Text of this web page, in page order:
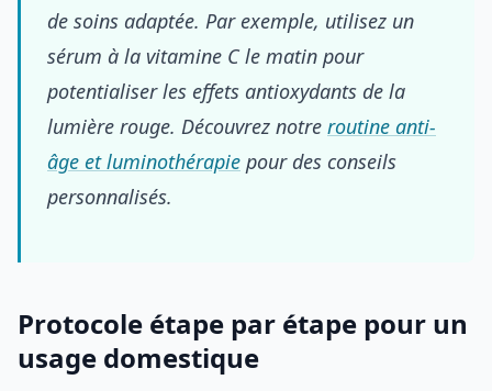
de soins adaptée. Par exemple, utilisez un
sérum à la vitamine C le matin pour
potentialiser les effets antioxydants de la
lumière rouge. Découvrez notre routine anti-
âge et luminothérapie pour des conseils
personnalisés.
Protocole étape par étape pour un
usage domestique